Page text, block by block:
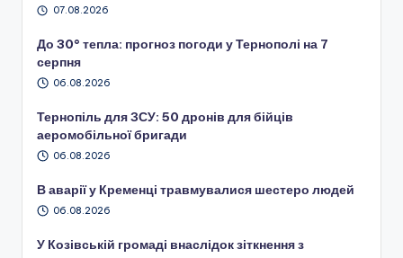
07.08.2026
До 30° тепла: прогноз погоди у Тернополі на 7
серпня
06.08.2026
Тернопіль для ЗСУ: 50 дронів для бійців
аеромобільної бригади
06.08.2026
В аварії у Кременці травмувалися шестеро людей
06.08.2026
У Козівській громаді внаслідок зіткнення з